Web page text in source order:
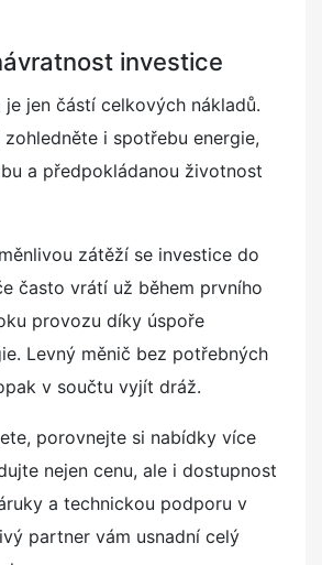
investice
je jen částí celkových nákladů.
i spotřebu energie,
a předpokládanou životnost
zátěží se investice do
často vrátí už během prvního
provozu díky úspoře
Levný měnič bez potřebných
v součtu vyjít dráž.
porovnejte si nabídky více
nejen cenu, ale i dostupnost
a technickou podporu v
partner vám usnadní celý